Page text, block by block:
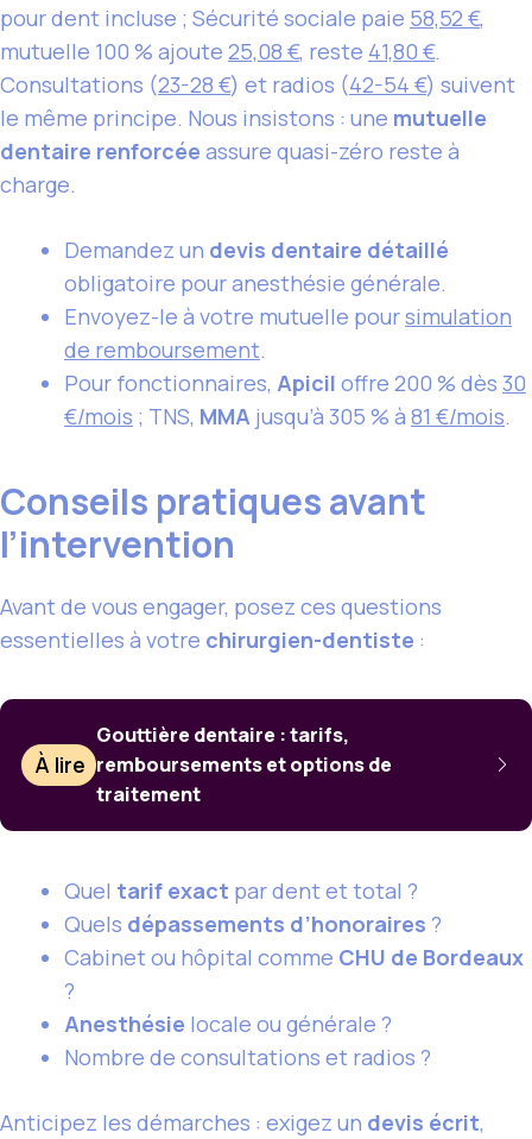
pour dent incluse ; Sécurité sociale paie 58,52 €,
mutuelle 100 % ajoute 25,08 €, reste 41,80 €.
Consultations (23-28 €) et radios (42-54 €) suivent
le même principe. Nous insistons : une mutuelle
dentaire renforcée assure quasi-zéro reste à
charge.
Demandez un devis dentaire détaillé
obligatoire pour anesthésie générale.
Envoyez-le à votre mutuelle poursimulation
de remboursement.
Pour fonctionnaires, Apicil offre 200 % dès 30
€/mois ; TNS, MMA jusqu’à 305 % à 81 €/mois.
Conseils pratiques avant
l’intervention
Avant de vous engager, posez ces questions
essentielles à votre chirurgien-dentiste :
À lire
Gouttière dentaire : tarifs,
remboursements et options de
traitement
Quel tarif exact par dent et total ?
Quels dépassements d’honoraires ?
Cabinet ou hôpital comme CHU de Bordeaux
?
Anesthésie locale ou générale ?
Nombre de consultations et radios ?
Anticipez les démarches : exigez un devis écrit,